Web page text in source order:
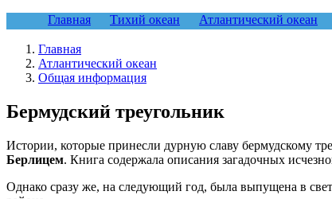
Главная Тихий океан Атлантический океан
Главная
Атлантический океан
Общая информация
Бермудский треугольник
Истории, которые принесли дурную славу бермудскому
Берлицем. Книга содержала описания загадочных
Однако сразу же, на следующий год, была выпущена в